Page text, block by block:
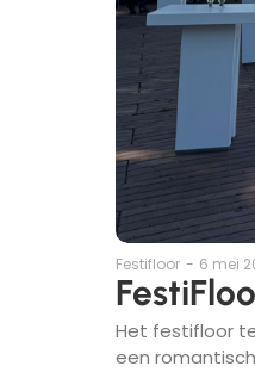
Festifloor - 6 mei
Het festifloor
een